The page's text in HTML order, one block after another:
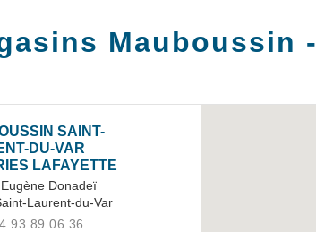
Mauboussin -
SAINT-
DU-VAR
LAFAYETTE
Donadeï
Laurent-du-Var
93 89 06 36